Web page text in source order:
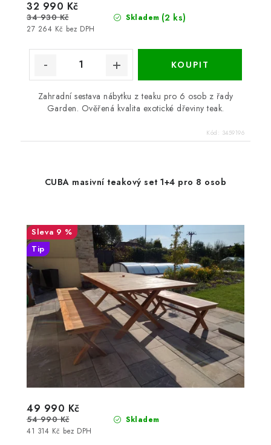
Skladem (2 ks)
27 264 Kč bez DPH
32 990 Kč
34 930 Kč
Zahradní sestava nábytku z teaku pro 6 osob z řady
Garden. Ověřená kvalita exotické dřeviny teak.
Kód: 3459196
CUBA masivní teakový set 1+4 pro 8 osob
9 %
Tip
Skladem
41 314 Kč bez DPH
49 990 Kč
54 990 Kč